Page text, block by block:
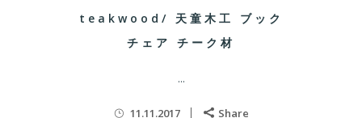
teakwood/ 天童木工 ブック
チェア チーク材
...
11.11.2017 Share